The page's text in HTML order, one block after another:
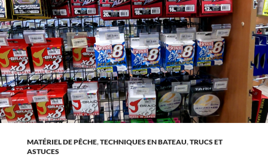
MATÉRIEL DE PÊCHE,TECHNIQUES EN BATEAU,TRUCS ET
ASTUCES